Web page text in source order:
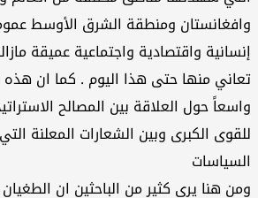
وافغانستان ومنطقة الشرق الأوسط
إنسانية واقتصادية واجتماعية عميقة
تعاني منها حتى هذا اليوم . كما ان هذه
واسعاً حول العلاقة بين المصالح
للقوى الكبرى وبين الشعارات المعلنة
السياسات
ومن هنا يرى كثير من الباحثين ان